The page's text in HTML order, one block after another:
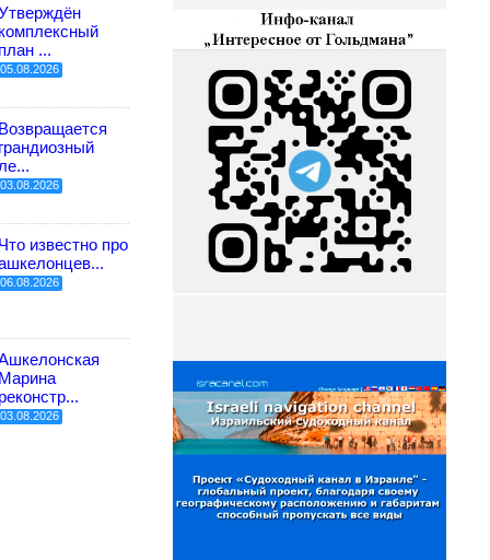
комплексный
план ...
05.08.2026
Возвращается
грандиозный
ле...
03.08.2026
Что известно про
06.08.2026
Марина
реконстр...
03.08.2026